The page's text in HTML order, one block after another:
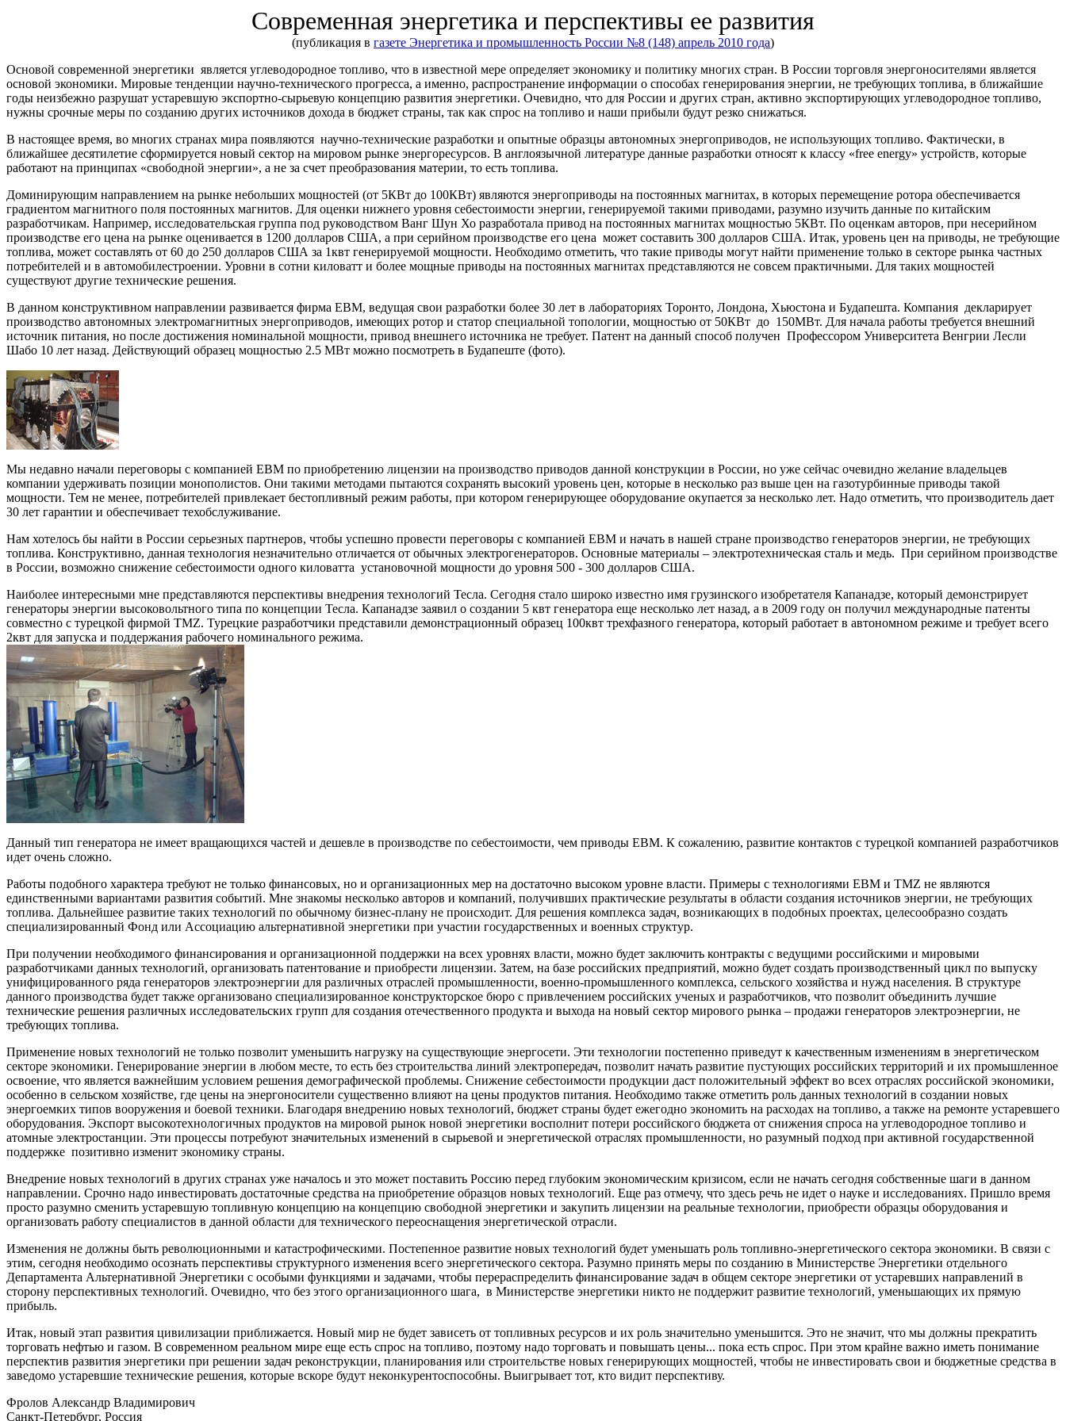
Современная энергетика и перспективы ее развития
(публикация в газете Энергетика и промышленность России №8 (148) апрель 2010 года)
Основой современной энергетики является углеводородное топливо, что в известной мере определяет экономику и политику многих стран. В России торговля энергоносителями является
основой экономики. Мировые тенденции научно-технического прогресса, а именно, распространение информации о способах генерирования энергии, не требующих топлива, в ближайшие
годы неизбежно разрушат устаревшую экспортно-сырьевую концепцию развития энергетики. Очевидно, что для России и других стран, активно экспортирующих углеводородное топливо,
нужны срочные меры по созданию других источников дохода в бюджет страны, так как спрос на топливо и наши прибыли будут резко снижаться.
В настоящее время, во многих странах мира появляются научно-технические разработки и опытные образцы автономных энергоприводов, не использующих топливо. Фактически, в
ближайшее десятилетие сформируется новый сектор на мировом рынке энергоресурсов. В англоязычной литературе данные разработки относят к классу «free energy» устройств, которые
работают на принципах «свободной энергии», а не за счет преобразования материи, то есть топлива.
Доминирующим направлением на рынке небольших мощностей (от 5КВт до 100КВт) являются энергоприводы на постоянных магнитах, в которых перемещение ротора обеспечивается
градиентом магнитного поля постоянных магнитов. Для оценки нижнего уровня себестоимости энергии, генерируемой такими приводами, разумно изучить данные по китайским
разработчикам. Например, исследовательская группа под руководством Ванг Шун Хо разработала привод на постоянных магнитах мощностью 5КВт. По оценкам авторов, при несерийном
производстве его цена на рынке оценивается в 1200 долларов США, а при серийном производстве его цена может составить 300 долларов США. Итак, уровень цен на приводы, не требующие
топлива, может составлять от 60 до 250 долларов США за 1квт генерируемой мощности. Необходимо отметить, что такие приводы могут найти применение только в секторе рынка частных
потребителей и в автомобилестроении. Уровни в сотни киловатт и более мощные приводы на постоянных магнитах представляются не совсем практичными. Для таких мощностей
существуют другие технические решения.
В данном конструктивном направлении развивается фирма ЕВМ, ведущая свои разработки более 30 лет в лабораториях Торонто, Лондона, Хьюстона и Будапешта. Компания декларирует
производство автономных электромагнитных энергоприводов, имеющих ротор и статор специальной топологии, мощностью от 50КВт до 150МВт. Для начала работы требуется внешний
источник питания, но после достижения номинальной мощности, привод внешнего источника не требует. Патент на данный способ получен Профессором Университета Венгрии Лесли
Шабо 10 лет назад. Действующий образец мощностью 2.5 МВт можно посмотреть в Будапеште (фото).
Мы недавно начали переговоры с компанией ЕВМ по приобретению лицензии на производство приводов данной конструкции в России, но уже сейчас очевидно желание владельцев
компании удерживать позиции монополистов. Они такими методами пытаются сохранять высокий уровень цен, которые в несколько раз выше цен на газотурбинные приводы такой
мощности. Тем не менее, потребителей привлекает бестопливный режим работы, при котором генерирующее оборудование окупается за несколько лет. Надо отметить, что производитель дает
30 лет гарантии и обеспечивает техобслуживание.
Нам хотелось бы найти в России серьезных партнеров, чтобы успешно провести переговоры с компанией ЕВМ и начать в нашей стране производство генераторов энергии, не требующих
топлива. Конструктивно, данная технология незначительно отличается от обычных электрогенераторов. Основные материалы – электротехническая сталь и медь. При серийном производстве
в России, возможно снижение себестоимости одного киловатта установочной мощности до уровня 500 - 300 долларов США.
Наиболее интересными мне представляются перспективы внедрения технологий Тесла. Сегодня стало широко известно имя грузинского изобретателя Капанадзе, который демонстрирует
генераторы энергии высоковольтного типа по концепции Тесла. Капанадзе заявил о создании 5 квт генератора еще несколько лет назад, а в 2009 году он получил международные патенты
совместно с турецкой фирмой TMZ. Турецкие разработчики представили демонстрационный образец 100квт трехфазного генератора, который работает в автономном режиме и требует всего
2квт для запуска и поддержания рабочего номинального режима.
Данный тип генератора не имеет вращающихся частей и дешевле в производстве по себестоимости, чем приводы ЕВМ. К сожалению, развитие контактов с турецкой компанией разработчиков
идет очень сложно.
Работы подобного характера требуют не только финансовых, но и организационных мер на достаточно высоком уровне власти. Примеры с технологиями ЕВМ и TMZ не являются
единственными вариантами развития событий. Мне знакомы несколько авторов и компаний, получивших практические результаты в области создания источников энергии, не требующих
топлива. Дальнейшее развитие таких технологий по обычному бизнес-плану не происходит. Для решения комплекса задач, возникающих в подобных проектах, целесообразно создать
специализированный Фонд или Ассоциацию альтернативной энергетики при участии государственных и военных структур.
При получении необходимого финансирования и организационной поддержки на всех уровнях власти, можно будет заключить контракты с ведущими российскими и мировыми
разработчиками данных технологий, организовать патентование и приобрести лицензии. Затем, на базе российских предприятий, можно будет создать производственный цикл по выпуску
унифицированного ряда генераторов электроэнергии для различных отраслей промышленности, военно-промышленного комплекса, сельского хозяйства и нужд населения. В структуре
данного производства будет также организовано специализированное конструкторское бюро с привлечением российских ученых и разработчиков, что позволит объединить лучшие
технические решения различных исследовательских групп для создания отечественного продукта и выхода на новый сектор мирового рынка – продажи генераторов электроэнергии, не
требующих топлива.
Применение новых технологий не только позволит уменьшить нагрузку на существующие энергосети. Эти технологии постепенно приведут к качественным изменениям в энергетическом
секторе экономики. Генерирование энергии в любом месте, то есть без строительства линий электропередач, позволит начать развитие пустующих российских территорий и их промышленное
освоение, что является важнейшим условием решения демографической проблемы. Снижение себестоимости продукции даст положительный эффект во всех отраслях российской экономики,
особенно в сельском хозяйстве, где цены на энергоносители существенно влияют на цены продуктов питания. Необходимо также отметить роль данных технологий в создании новых
энергоемких типов вооружения и боевой техники. Благодаря внедрению новых технологий, бюджет страны будет ежегодно экономить на расходах на топливо, а также на ремонте устаревшего
оборудования. Экспорт высокотехнологичных продуктов на мировой рынок новой энергетики восполнит потери российского бюджета от снижения спроса на углеводородное топливо и
атомные электростанции. Эти процессы потребуют значительных изменений в сырьевой и энергетической отраслях промышленности, но разумный подход при активной государственной
поддержке позитивно изменит экономику страны.
Внедрение новых технологий в других странах уже началось и это может поставить Россию перед глубоким экономическим кризисом, если не начать сегодня собственные шаги в данном
направлении. Срочно надо инвестировать достаточные средства на приобретение образцов новых технологий. Еще раз отмечу, что здесь речь не идет о науке и исследованиях. Пришло время
просто разумно сменить устаревшую топливную концепцию на концепцию свободной энергетики и закупить лицензии на реальные технологии, приобрести образцы оборудования и
организовать работу специалистов в данной области для технического переоснащения энергетической отрасли.
Изменения не должны быть революционными и катастрофическими. Постепенное развитие новых технологий будет уменьшать роль топливно-энергетического сектора экономики. В связи с
этим, сегодня необходимо осознать перспективы структурного изменения всего энергетического сектора. Разумно принять меры по созданию в Министерстве Энергетики отдельного
Департамента Альтернативной Энергетики с особыми функциями и задачами, чтобы перераспределить финансирование задач в общем секторе энергетики от устаревших направлений в
сторону перспективных технологий. Очевидно, что без этого организационного шага, в Министерстве энергетики никто не поддержит развитие технологий, уменьшающих их прямую
прибыль.
Итак, новый этап развития цивилизации приближается. Новый мир не будет зависеть от топливных ресурсов и их роль значительно уменьшится. Это не значит, что мы должны прекратить
торговать нефтью и газом. В современном реальном мире еще есть спрос на топливо, поэтому надо торговать и повышать цены... пока есть спрос. При этом крайне важно иметь понимание
перспектив развития энергетики при решении задач реконструкции, планирования или строительстве новых генерирующих мощностей, чтобы не инвестировать свои и бюджетные средства в
заведомо устаревшие технические решения, которые вскоре будут неконкурентоспособны. Выигрывает тот, кто видит перспективу.
Фролов Александр Владимирович
Санкт-Петербург, Россия